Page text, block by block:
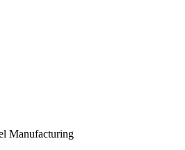
Manufacturing